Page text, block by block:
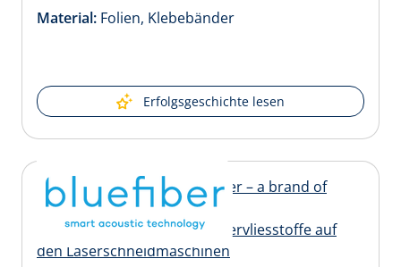
Material: Folien, Klebebänder
Erfolgsgeschichte lesen